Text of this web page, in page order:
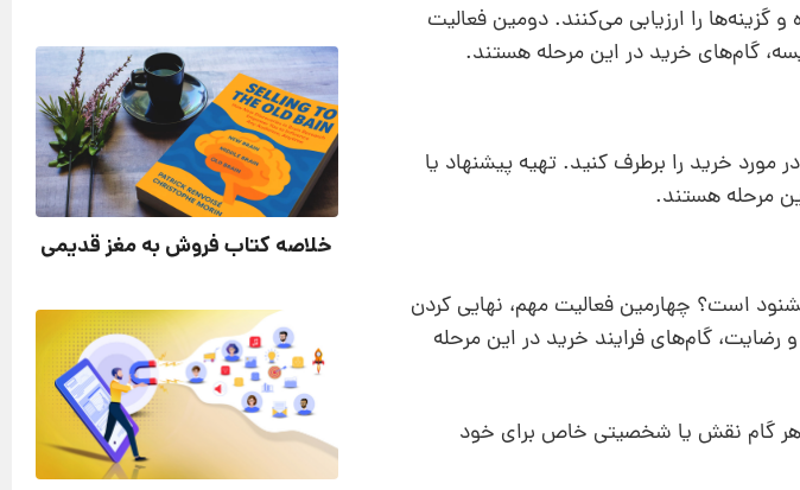
گزینه‌ها را ارزیابی می‌کنند. دومین فعالیت
گام‌های خرید در این مرحله هستند.
خرید را برطرف کنید. تهیه پیشنهاد یا
مرحله هستند.
است؟ چهارمین فعالیت مهم، نهایی‌ کردن
گام‌های فرایند خرید در این مرحله
خرید تطبیق دهید. در هر گام نقش یا شخصیتی خاص برای خود
خلاصه کتاب فروش به مغز قدیمی